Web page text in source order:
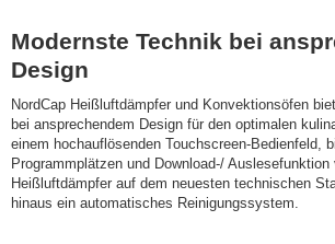
Modernste Technik bei
Design
NordCap Heißluftdämpfer und Konvektionsöfen
bei ansprechendem Design für den optimalen
einem hochauflösenden Touchscreen-Bedienfeld,
Programmplätzen und Download-/
Heißluftdämpfer auf dem neuesten technischen
hinaus ein automatisches Reinigungssystem.